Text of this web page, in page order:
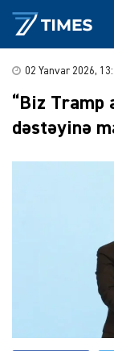
02 Yanvar 2026,
“Biz Tramp
dəstəyinə